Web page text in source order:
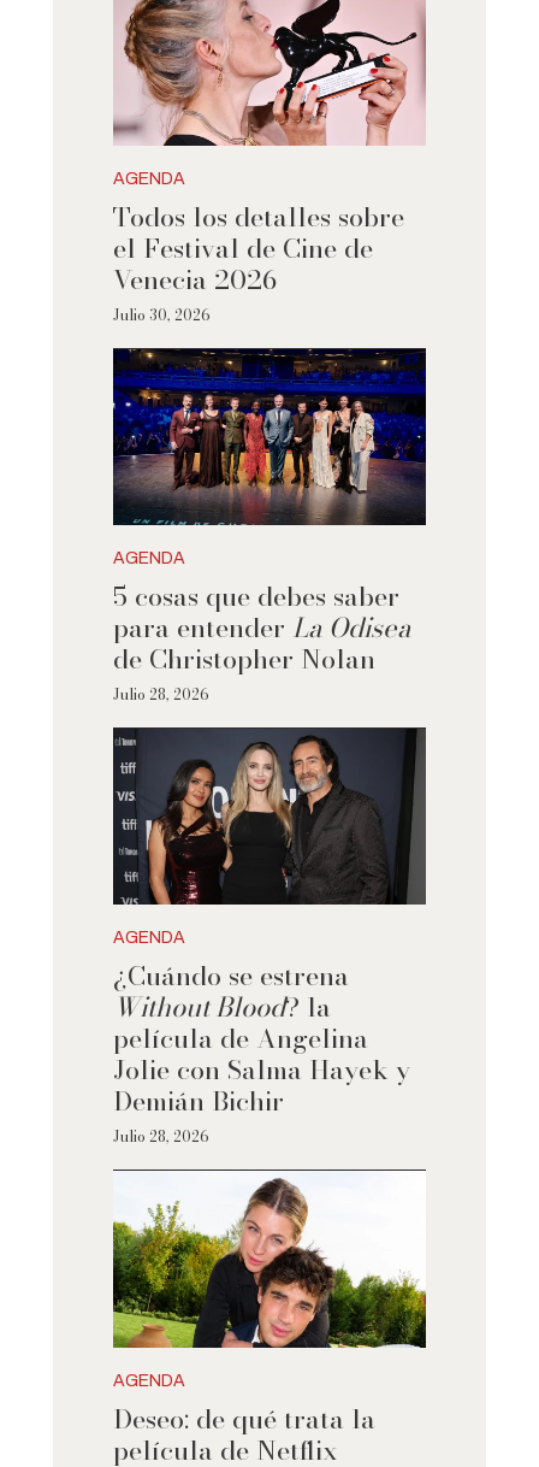
AGENDA
Todos los detalles sobre
el Festival de Cine de
Venecia 2026
Julio 30, 2026
AGENDA
5 cosas que debes saber
para entender La Odisea
de Christopher Nolan
Julio 28, 2026
AGENDA
¿Cuándo se estrena
Without Blood? la
película de Angelina
Jolie con Salma Hayek y
Demián Bichir
Julio 28, 2026
AGENDA
Deseo: de qué trata la
película de Netflix